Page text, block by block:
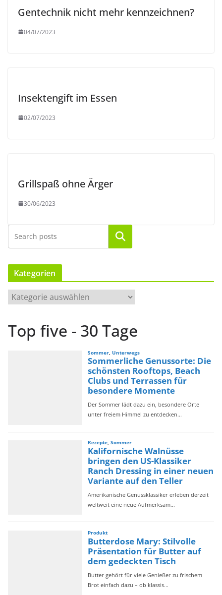
Gentechnik nicht mehr kennzeichnen?
04/07/2023
Insektengift im Essen
02/07/2023
Grillspaß ohne Ärger
30/06/2023
Suchen
Kategorien
a
Top five - 30 Tage